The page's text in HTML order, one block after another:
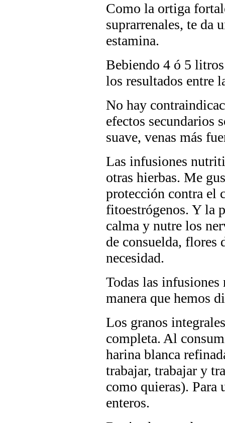
Como la ortiga
suprarrenales, te da
estamina.
Bebiendo 4 ó 5
los resultados entre
No hay
efectos secundarios
suave, venas más
Las infusiones
otras hierbas. Me
protección contra el
fitoestrógenos. Y la
calma y nutre los
de consuelda, flores
necesidad.
Todas las infusiones
manera que hemos
Los granos
completa. Al
harina blanca
trabajar, trabajar y
como quieras). Para
enteros.